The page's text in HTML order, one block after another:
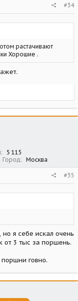
#34
растачивают
Хорошие .
5 115
Город Москва
#35
я себе искал очень
от 3 тыс за поршень.
говно.